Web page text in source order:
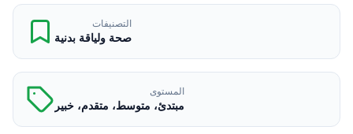
التصنيفات
صحة ولياقة بدنية
المستوى
مبتدئ، متوسط، متقدم، خبير